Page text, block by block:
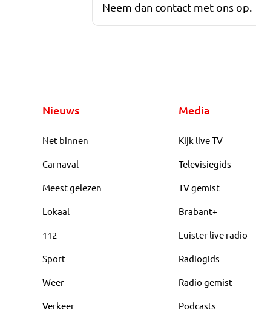
Neem dan contact met ons op.
Nieuws
Net binnen
Carnaval
Meest gelezen
Lokaal
112
Sport
Weer
Verkeer
Media
Kijk live TV
Televisiegids
TV gemist
Brabant+
Luister live radio
Radiogids
Radio gemist
Podcasts